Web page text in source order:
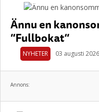
Ännu en
”Fullbokat”
NYHETER 03 augusti
Annons: